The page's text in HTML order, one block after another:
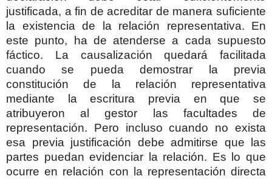
justificada, a fin de acreditar de manera suficiente
la existencia de la relación representativa. En
este punto, ha de atenderse a cada supuesto
fáctico. La causalización quedará facilitada
cuando se pueda demostrar la previa
constitución de la relación representativa
mediante la escritura previa en que se
atribuyeron al gestor las facultades de
representación. Pero incluso cuando no exista
esa previa justificación debe admitirse que las
partes puedan evidenciar la relación. Es lo que
ocurre en relación con la representación directa